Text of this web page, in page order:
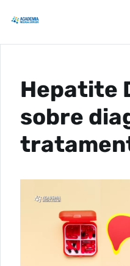
Hepatite
sobre